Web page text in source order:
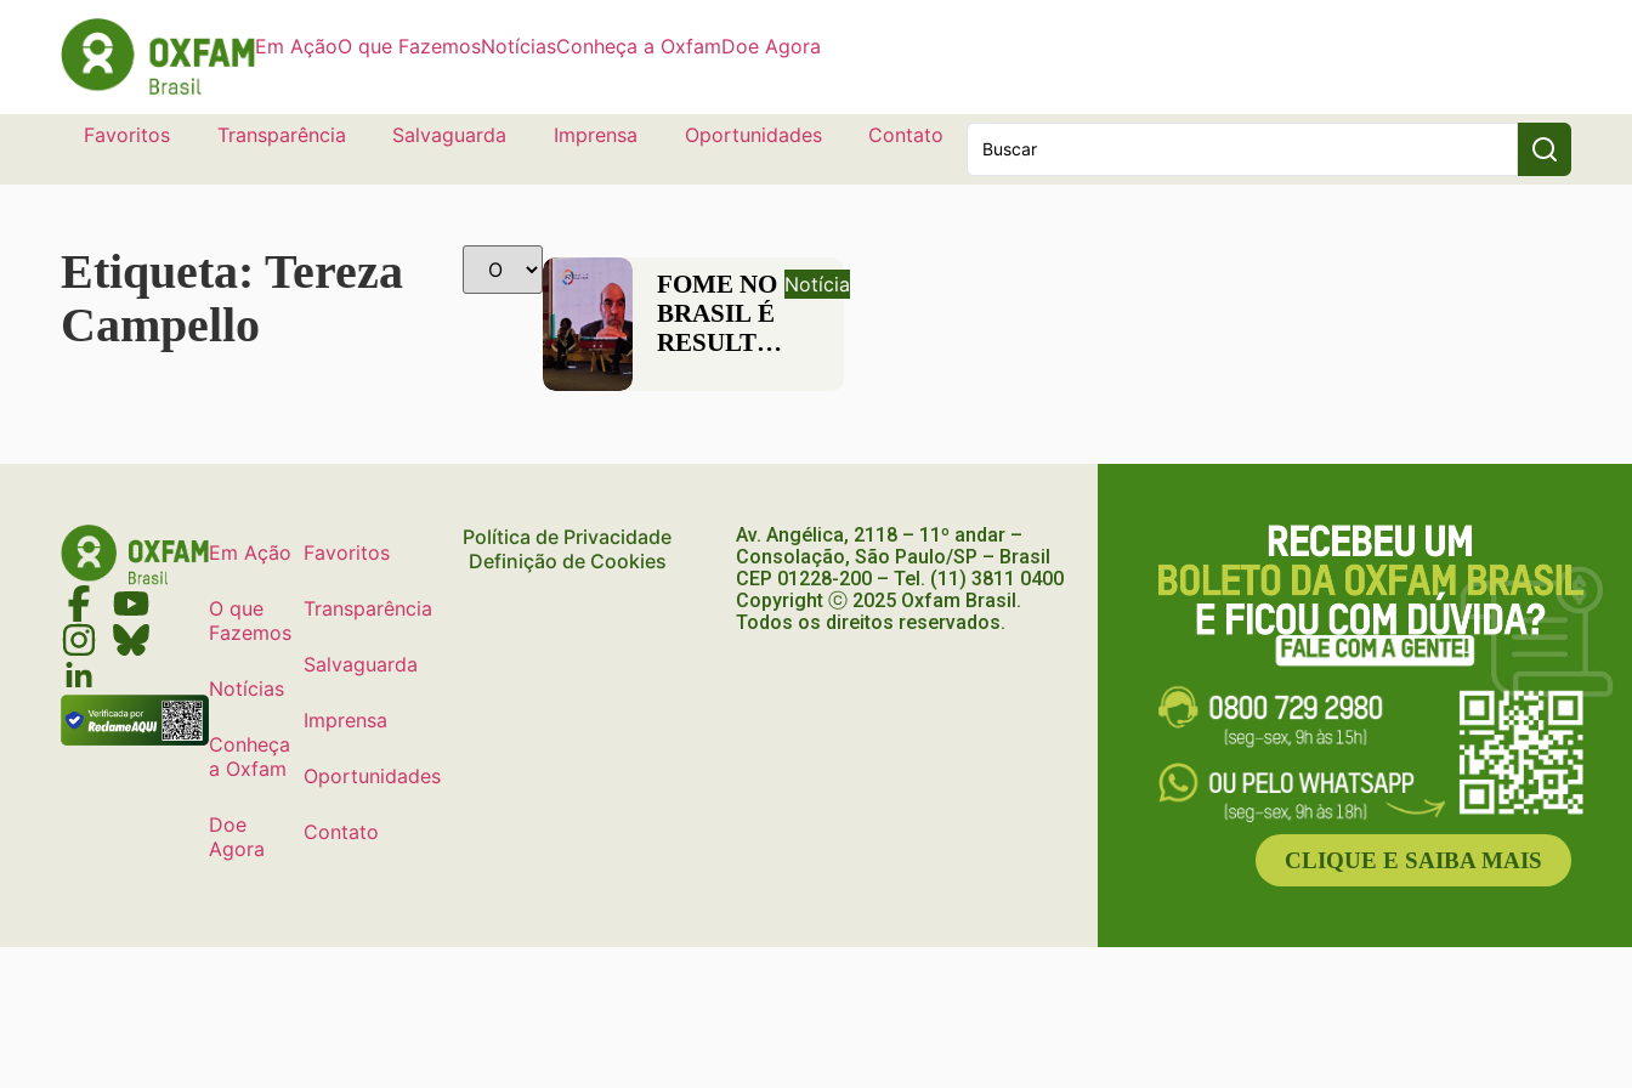
Em AçãoO que FazemosNotíciasConheça a OxfamDoe Agora
Favoritos Transparência Salvaguarda Imprensa Oportunidades Contato
Etiqueta: Tereza
Campello
FOME NO
BRASIL É
RESULTADO
POLÍTICAS
NEGLIGÊNCIA
DO
ESTADO
Notícia
Em Ação
O que
Fazemos
Notícias
Conheça
a Oxfam
Doe
Agora
Favoritos
Transparência
Salvaguarda
Imprensa
Oportunidades
Contato
Política de Privacidade
Definição de Cookies
Av. Angélica, 2118 – 11º andar –
Consolação, São Paulo/SP – Brasil
CEP 01228-200 – Tel. (11) 3811 0400
Copyright ⓒ 2025 Oxfam Brasil.
Todos os direitos reservados.
CLIQUE E SAIBA MAIS